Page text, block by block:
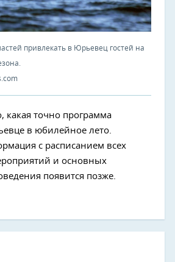
привлекать в Юрьевец гостей на
какая точно программа
в юбилейное лето.
с расписанием всех
и основных
появится позже.